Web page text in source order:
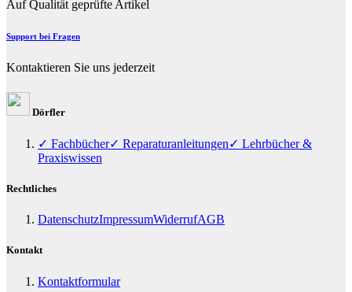
Auf Qualität geprüfte Artikel
Support bei Fragen
Kontaktieren Sie uns jederzeit
Dörfler
✓ Fachbücher✓ Reparaturanleitungen✓ Lehrbücher &
Praxiswissen
Rechtliches
DatenschutzImpressumWiderrufAGB
Kontakt
Kontaktformular